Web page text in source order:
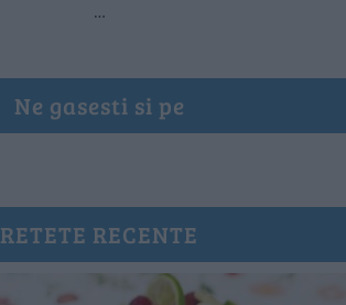
…
Ne gasesti si pe
RETETE RECENTE